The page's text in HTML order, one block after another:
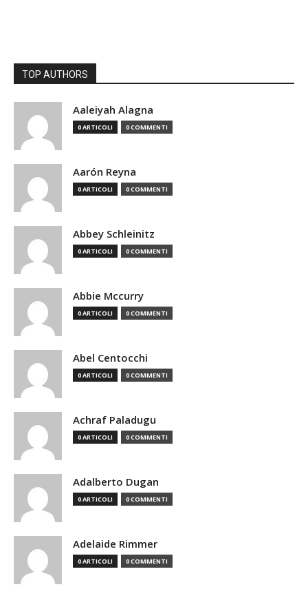
TOP AUTHORS
Aaleiyah Alagna
0 ARTICOLI 0 COMMENTI
Aarón Reyna
0 ARTICOLI 0 COMMENTI
Abbey Schleinitz
0 ARTICOLI 0 COMMENTI
Abbie Mccurry
0 ARTICOLI 0 COMMENTI
Abel Centocchi
0 ARTICOLI 0 COMMENTI
Achraf Paladugu
0 ARTICOLI 0 COMMENTI
Adalberto Dugan
0 ARTICOLI 0 COMMENTI
Adelaide Rimmer
0 ARTICOLI 0 COMMENTI